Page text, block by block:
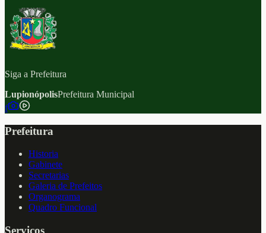
Siga a Prefeitura
LupionópolisPrefeitura Municipal
f
Prefeitura
Historia
Gabinete
Secretarias
Galeria de Prefeitos
Organograma
Quadro Funcional
Servicos